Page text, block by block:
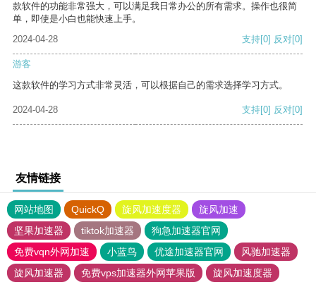
款软件的功能非常强大，可以满足我日常办公的所有需求。操作也很简
单，即使是小白也能快速上手。
2024-04-28
支持[0] 反对[0]
游客
这款软件的学习方式非常灵活，可以根据自己的需求选择学习方式。
2024-04-28 支持[0] 反对[0]
友情链接
网站地图 QuickQ 旋风加速度器
旋风加速
坚果加速器
tiktok加速器
狗急加速器官网
免费vqn外网加速
小蓝鸟 优途加速器官网
风驰加速器
旋风加速器
免费vps加速器外网苹果版
旋风加速度器